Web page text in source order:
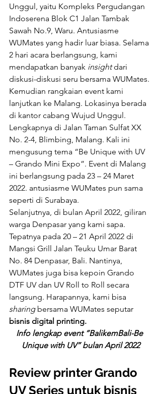
Unggul, yaitu Kompleks Pergudangan
Indoserena Blok C1 Jalan Tambak
Sawah No.9, Waru. Antusiasme
WUMates yang hadir luar biasa. Selama
2 hari acara berlangsung, kami
mendapatkan banyak insight dari
diskusi-diskusi seru bersama WUMates.
Kemudian rangkaian event kami
lanjutkan ke Malang. Lokasinya berada
di kantor cabang Wujud Unggul.
Lengkapnya di Jalan Taman Sulfat XX
No. 2-4, Blimbing, Malang. Kali ini
mengusung tema “Be Unique with UV
– Grando Mini Expo”. Event di Malang
ini berlangsung pada 23 – 24 Maret
2022. antusiasme WUMates pun sama
seperti di Surabaya.
Selanjutnya, di bulan April 2022, giliran
warga Denpasar yang kami sapa.
Tepatnya pada 20 – 21 April 2022 di
Mangsi Grill Jalan Teuku Umar Barat
No. 84 Denpasar, Bali. Nantinya,
WUMates juga bisa kepoin Grando
DTF UV dan UV Roll to Roll secara
langsung. Harapannya, kami bisa
sharing bersama WUMates seputar
bisnis digital printing.
Info lengkap event “BalikemBali-Be
Unique with UV” bulan April 2022
Review printer Grando
UV Series untuk bisnis